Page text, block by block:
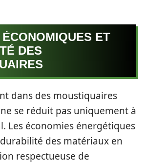
ET
DES
dans des moustiquaires
se réduit pas uniquement à
Les économies énergétiques
des matériaux en
respectueuse de